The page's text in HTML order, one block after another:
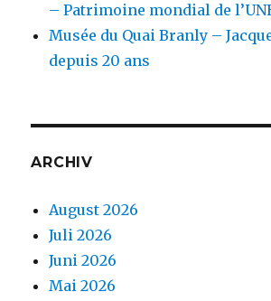
– Patrimoine mondial de
Musée du Quai Branly –
depuis 20 ans
ARCHIV
August 2026
Juli 2026
Juni 2026
Mai 2026